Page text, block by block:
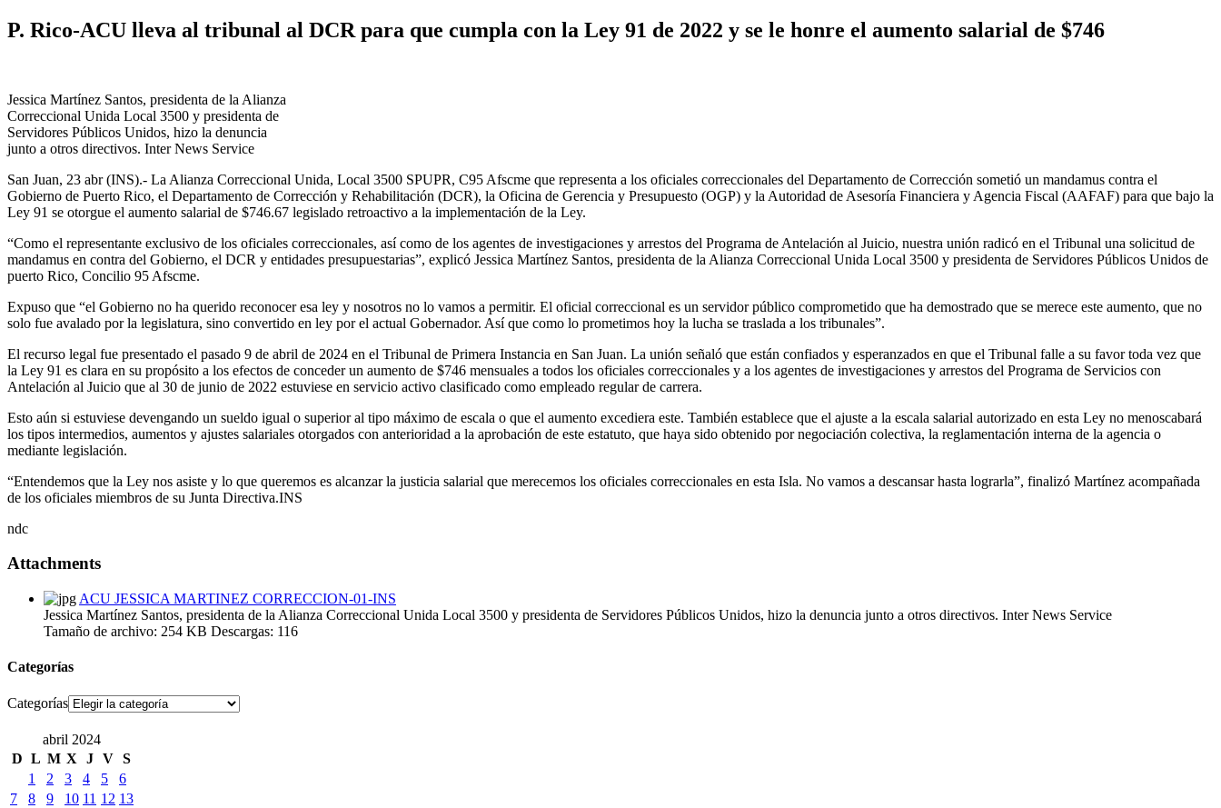
P. Rico-ACU lleva al tribunal al DCR para que cumpla con la Ley 91 de 2022 y se le honre el aumento salarial de $746
Jessica Martínez Santos, presidenta de la Alianza
Correccional Unida Local 3500 y presidenta de
Servidores Públicos Unidos, hizo la denuncia
junto a otros directivos. Inter News Service
San Juan, 23 abr (INS).- La Alianza Correccional Unida, Local 3500 SPUPR, C95 Afscme que representa a los oficiales correccionales del Departamento de Corrección sometió un mandamus contra el
Gobierno de Puerto Rico, el Departamento de Corrección y Rehabilitación (DCR), la Oficina de Gerencia y Presupuesto (OGP) y la Autoridad de Asesoría Financiera y Agencia Fiscal (AAFAF) para que bajo la
Ley 91 se otorgue el aumento salarial de $746.67 legislado retroactivo a la implementación de la Ley.
“Como el representante exclusivo de los oficiales correccionales, así como de los agentes de investigaciones y arrestos del Programa de Antelación al Juicio, nuestra unión radicó en el Tribunal una solicitud de
mandamus en contra del Gobierno, el DCR y entidades presupuestarias”, explicó Jessica Martínez Santos, presidenta de la Alianza Correccional Unida Local 3500 y presidenta de Servidores Públicos Unidos de
puerto Rico, Concilio 95 Afscme.
Expuso que “el Gobierno no ha querido reconocer esa ley y nosotros no lo vamos a permitir. El oficial correccional es un servidor público comprometido que ha demostrado que se merece este aumento, que no
solo fue avalado por la legislatura, sino convertido en ley por el actual Gobernador. Así que como lo prometimos hoy la lucha se traslada a los tribunales”.
El recurso legal fue presentado el pasado 9 de abril de 2024 en el Tribunal de Primera Instancia en San Juan. La unión señaló que están confiados y esperanzados en que el Tribunal falle a su favor toda vez que
la Ley 91 es clara en su propósito a los efectos de conceder un aumento de $746 mensuales a todos los oficiales correccionales y a los agentes de investigaciones y arrestos del Programa de Servicios con
Antelación al Juicio que al 30 de junio de 2022 estuviese en servicio activo clasificado como empleado regular de carrera.
Esto aún si estuviese devengando un sueldo igual o superior al tipo máximo de escala o que el aumento excediera este. También establece que el ajuste a la escala salarial autorizado en esta Ley no menoscabará
los tipos intermedios, aumentos y ajustes salariales otorgados con anterioridad a la aprobación de este estatuto, que haya sido obtenido por negociación colectiva, la reglamentación interna de la agencia o
mediante legislación.
“Entendemos que la Ley nos asiste y lo que queremos es alcanzar la justicia salarial que merecemos los oficiales correccionales en esta Isla. No vamos a descansar hasta lograrla”, finalizó Martínez acompañada
de los oficiales miembros de su Junta Directiva.INS
ndc
Attachments
ACU JESSICA MARTINEZ CORRECCION-01-INS
Jessica Martínez Santos, presidenta de la Alianza Correccional Unida Local 3500 y presidenta de Servidores Públicos Unidos, hizo la denuncia junto a otros directivos. Inter News Service
Tamaño de archivo: 254 KB Descargas: 116
Categorías
Categorías
abril 2024
D L M X J V S
1
2 3 4 5
6
7
8 9 10 11 12 13